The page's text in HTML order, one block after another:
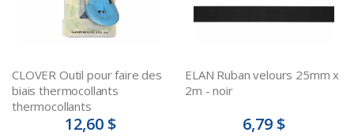
CLOVER Outil pour faire des
biais thermocollants
thermocollants
12,60 $
ELAN Ruban velours 25mm x
2m - noir
6,79 $